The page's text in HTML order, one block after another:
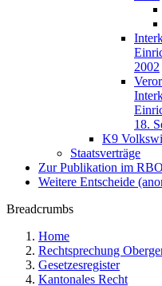
2002
18.
K9
Staatsverträge
Zur Publikation im
Weitere Entscheide
Breadcrumbs
Home
Rechtsprechung
Gesetzesregister
Kantonales Recht